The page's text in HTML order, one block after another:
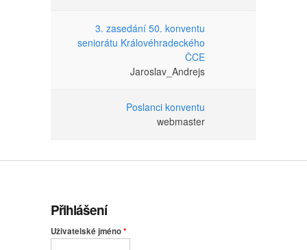
3. zasedání 50. konventu
seniorátu Královéhradeckého
ČCE
Jaroslav_Andrejs
Poslanci konventu
webmaster
Přihlášení
Uživatelské jméno*